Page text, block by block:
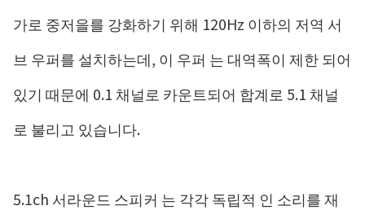
가로 중저을를 강화하기 위해 120Hz 이하의 저역 서
브 우퍼를 설치하는데, 이 우퍼 는 대역폭이 제한 되어
있기 때문에 0.1 채널로 카운트되어 합계로 5.1 채널
로 불리고 있습니다.
5.1ch 서라운드 스피커 는 각각 독립적 인 소리를 재